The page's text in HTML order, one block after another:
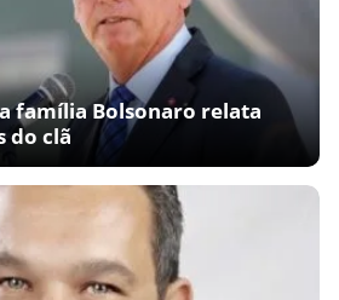
família Bolsonaro relata
do clã